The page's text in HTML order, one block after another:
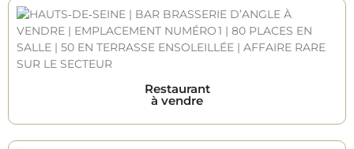
Restaurant
à vendre